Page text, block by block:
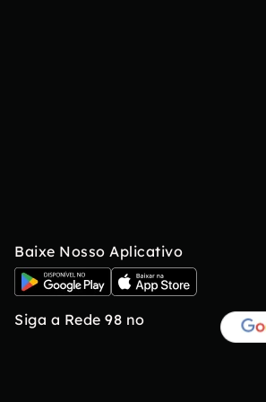
Baixe Nosso Aplicativo
Siga a Rede 98 no